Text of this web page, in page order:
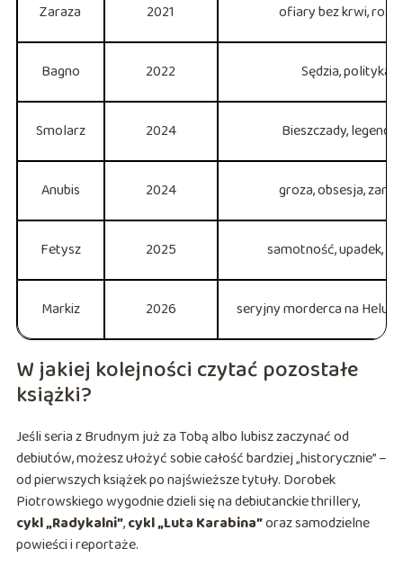
Zaraza 2021 ofiary bez krwi,
Bagno 2022 Sędzia, polityka,
Smolarz 2024 Bieszczady,
Anubis 2024 groza, obsesja,
Fetysz 2025 samotność, upadek,
Markiz 2026 seryjny morderca na Helu,
W jakiej kolejności czytać pozostałe
książki?
Jeśli seria z Brudnym już za Tobą albo lubisz zaczynać od
debiutów, możesz ułożyć sobie całość bardziej „historycznie” –
od pierwszych książek po najświeższe tytuły. Dorobek
Piotrowskiego wygodnie dzieli się na debiutanckie thrillery,
cykl „Radykalni”,cykl „Luta Karabina”oraz samodzielne
powieści i reportaże.